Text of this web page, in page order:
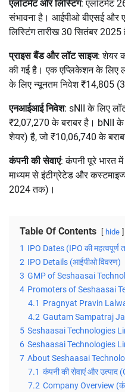
एलॉटमेंट और लिस्टिंग: एलॉटमेंट
संभावना है। आईपीओ बीएसई और
लिस्टिंग तारीख 30 सितंबर 2025
प्राइस बैंड और लॉट साइज: शेयर
की गई है। एक एप्लिकेशन के लिए
के लिए न्यूनतम निवेश ₹14,805
एनआईआई निवेश: sNII के लिए
₹2,07,270 के बराबर है। bNII
शेयर) है, जो ₹10,06,740 के
कंपनी की सेवाएं: कंपनी पूरे भारत
माध्यम से इंटीग्रेटेड और
2024 तक)।
Table Of Contents hide
1 IPO Dates (IPO की महत्वपूर्ण
2 IPO Details (आईपीओ विवरण)
3 GMP of Seshaasai
4 Promoters of Seshaasai
4.1 Pragnyat Pravin
4.2 Gautam Sampatraj
5 Seshaasai Technologies
6 Seshaasai Technologies
7 About Seshaasai
7.1 कंपनी की सेवाएं और
7.2 Company Overview